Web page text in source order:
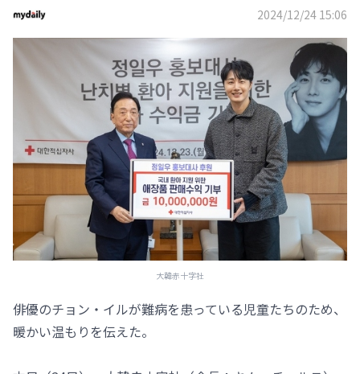
2024/12/24 15:06
大韓赤十字社
俳優のチョン・イルが難病を患っている児童たちのため、
暖かい温もりを伝えた。